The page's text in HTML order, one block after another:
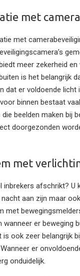
met camera
met
meer zekerheid en
is het belangrijk
dat er voldoende licht
binnen bestaat
beelden maken bij
doorgezonden
met
inbrekers afschrikt? U
aan zijn maar ook
met
wanneer er beweging
ook zeer belangrijk
er
onduidelijk.